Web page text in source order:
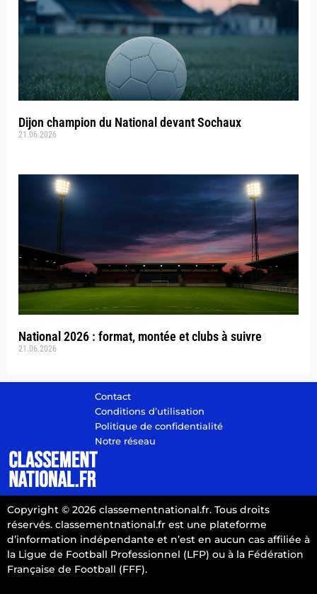
Dijon champion du National devant Sochaux
21.06.2026
National 2026 : format, montée et clubs à suivre
21.06.2026
Contact
Conditions d’utilisation
Politique de confidentialité
Notre réseau
Copyright © 2026 classementnational.fr. Tous droits
réservés. classementnational.fr est une plateforme
d’information indépendante et n’est en aucun cas affiliée à
la Ligue de Football Professionnel (LFP) ou à la Fédération
Française de Football (FFF).